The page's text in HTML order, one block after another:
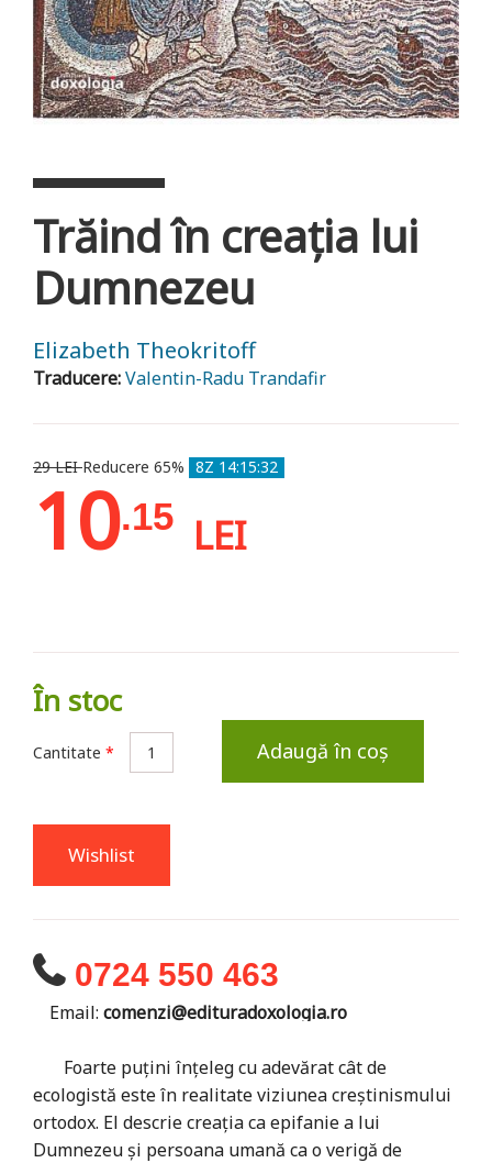
Trăind în creația lui
Dumnezeu
Elizabeth Theokritoff
Traducere:Valentin-Radu Trandafir
29 LEIReducere 65% 8Z 14:15:28
10.15 LEI
În stoc
Cantitate * Adaugă în coș
Wishlist
0724 550 463
Email: comenzi@edituradoxologia.ro
Foarte puțini înțeleg cu adevărat cât de
ecologistă este în realitate viziunea creştinismului
ortodox. El descrie creația ca epifanie a lui
Dumnezeu şi persoana umană ca o verigă de